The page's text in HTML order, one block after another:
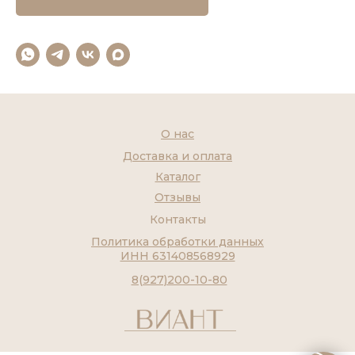
Контакты
8(927)200-10-80
Каталог
О нас
Доставка и оплата
Отзывы
Политика обработки данных
ИНН 631408568929